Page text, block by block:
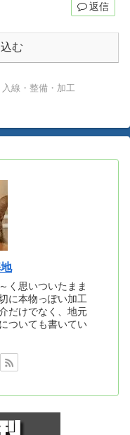
返信
む
入線・整備・加工
く思いついたまま
に本物っぽい加工
だけでなく、地元
ついても書いてい